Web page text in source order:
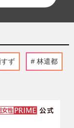
ず 林遣都